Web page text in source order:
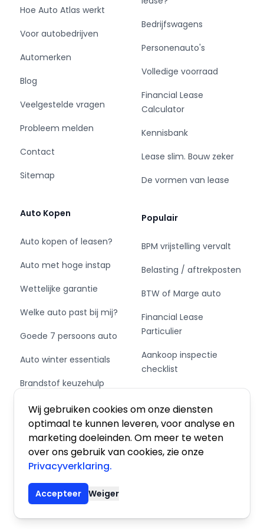
Wij gebruiken cookies om onze diensten
optimaal te kunnen leveren, voor analyse en
marketing doeleinden. Om meer te weten
over ons gebruik van cookies, zie onze
Privacyverklaring.
Accepteer Weiger
- Hoogte: 1694 cm
- Onderhoudshistorie aanwezig: Ja
- Motorrijtuigenbelasting: € 360 - 394 per
kwartaal
- Emissieklasse: Euro 6
- Bandenmaat voor: 235/45/20
- Bandenmaat achter: 235/45/20
- Achterruitwisser
- Buitenspiegel rechts
en verwarmbaar
- Buitenspiegels elektr. met geheugen
verwarmbaar
- Buitenspiegels elektrisch verstelbaar
- Buitenspiegels verwarmbaar
- Centrale vergrendeling
- Dakrails
- Dakspoiler
- Elektrisch bedienbare achterklep
- Getint glas
- Glazen schuifdak
- Keyless entry
- LED achterlichten
- LED dagrijverlichting
Hoe Auto Atlas werkt
Voor autobedrijven
Automerken
Blog
Veelgestelde vragen
Probleem melden
Contact
Sitemap
Auto Kopen
Auto kopen of leasen?
Auto met hoge instap
Wettelijke garantie
Welke auto past bij mij?
Goede 7 persoons auto
Auto winter essentials
Brandstof keuzehulp
Schakel of automaat?
Bedrijfswagens
Personenauto's
Volledige voorraad
Financial Lease
Calculator
Kennisbank
Lease slim. Bouw zeker
De vormen van lease
Populair
BPM vrijstelling vervalt
Belasting / aftrekposten
BTW of Marge auto
Financial Lease
Particulier
Aankoop inspectie
checklist
Private Leasen,
Financieren of Kopen?
© 2026 De Auto Atlas, Inc. Alle rechten voorbehouden.